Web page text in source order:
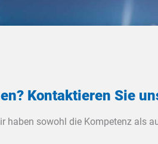
Kontaktieren Sie
haben sowohl die Kompetenz als